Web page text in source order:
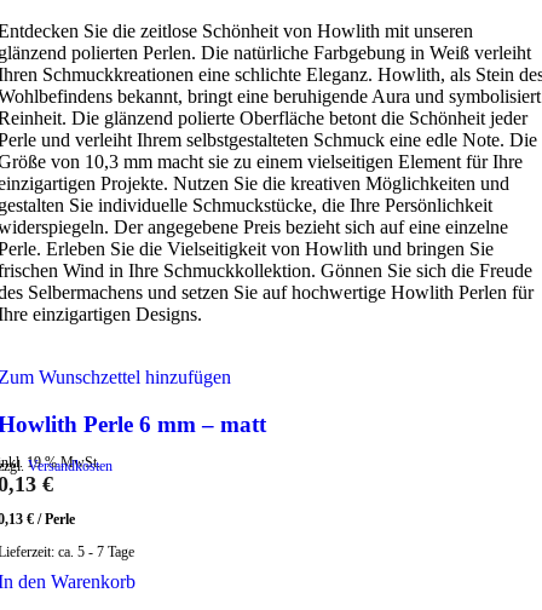
Sie die zeitlose Schönheit von Howlith mit unseren
polierten Perlen. Die natürliche Farbgebung in Weiß verleiht
Schmuckkreationen eine schlichte Eleganz. Howlith, als Stein
bekannt, bringt eine beruhigende Aura und symbolisiert
Die glänzend polierte Oberfläche betont die Schönheit jeder
und verleiht Ihrem selbstgestalteten Schmuck eine edle Note. Die
von 10,3 mm macht sie zu einem vielseitigen Element für Ihre
Projekte. Nutzen Sie die kreativen Möglichkeiten und
Sie individuelle Schmuckstücke, die Ihre Persönlichkeit
Der angegebene Preis bezieht sich auf eine einzelne
Erleben Sie die Vielseitigkeit von Howlith und bringen Sie
Wind in Ihre Schmuckkollektion. Gönnen Sie sich die Freude
Selbermachens und setzen Sie auf hochwertige Howlith Perlen für
einzigartigen Designs.
Wunschzettel hinzufügen
Perle 6 mm – matt
19 % MwSt.
Versandkosten
€
€ /Perle
ca. 5 - 7 Tage
den Warenkorb